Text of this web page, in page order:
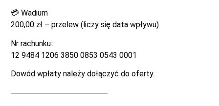
💳 Wadium
200,00 zł – przelew (liczy się data wpływu)
Nr rachunku:
12 9484 1206 3850 0853 0543 0001
Dowód wpłaty należy dołączyć do oferty.
──────────────────